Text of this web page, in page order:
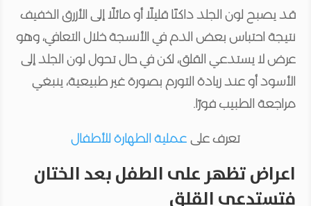
قد يصبح لون الجلد داكنًا قليلًا أو مائلًا إلى الأزرق الخفيف
نتيجة احتباس بعض الدم في الأنسجة خلال التعافي، وهو
عرض لا يستدعي القلق، لكن في حال تحول لون الجلد إلى
الأسود أو عند زيادة التورم بصورة غير طبيعية، ينبغي
مراجعة الطبيب فورًا.
تعرف على عملية الطهارة للأطفال
اعراض تظهر على الطفل بعد الختان
فتستدعي القلق